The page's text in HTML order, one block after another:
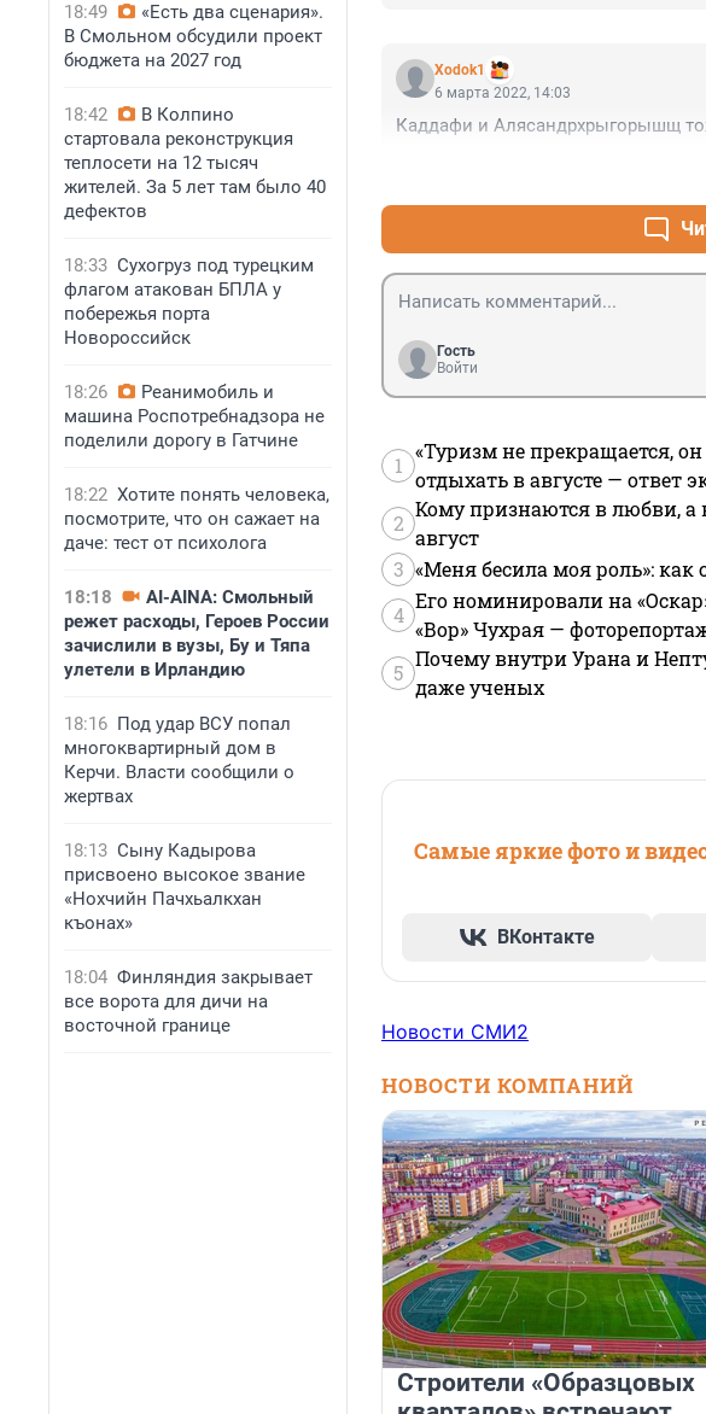
18:49
«Есть два сценария».
В Смольном обсудили проект
бюджета на 2027 год
18:42
В Колпино
стартовала реконструкция
теплосети на 12 тысяч
жителей. За 5 лет там было 40
дефектов
18:33 Сухогруз под турецким
флагом атакован БПЛА у
побережья порта
Новороссийск
18:26
Реанимобиль и
машина Роспотребнадзора не
поделили дорогу в Гатчине
18:22 Хотите понять человека,
посмотрите, что он сажает на
даче: тест от психолога
18:18
AI-AINA: Смольный
режет расходы, Героев России
зачислили в вузы, Бу и Тяпа
улетели в Ирландию
18:16 Под удар ВСУ попал
многоквартирный дом в
Керчи. Власти сообщили о
жертвах
18:13 Сыну Кадырова
присвоено высокое звание
«Нохчийн Пачхьалкхан
къонах»
18:04 Финляндия закрывает
все ворота для дичи на
восточной границе
Xodok1
6 марта 2022, 14:03
Каддафи и Алясандрхрыгорышщ
Гость
Войти
1
«Туризм не прекращается,
отдыхать в августе — ответ
2
Кому признаются в любви, а
август
3 «Меня бесила моя роль»:
4
Его номинировали на
«Вор» Чухрая —
5
Почему внутри Урана и
даже ученых
Самые яркие фото и
ВКонтакте
Новости СМИ2
НОВОСТИ КОМПАНИЙ
Строители «Образцовых